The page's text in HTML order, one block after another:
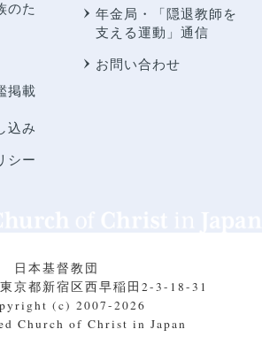
のた
掲載
込み
シー
年金局・
「隠退教師を
支える運動」通信
お問い合わせ
日本基督教団
京都新宿区西早稲田2-3-18-31
(c) 2007-2026
Church of Christ in Japan